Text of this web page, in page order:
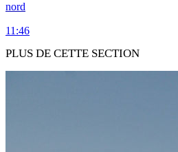
nord
11:46
PLUS DE CETTE SECTION